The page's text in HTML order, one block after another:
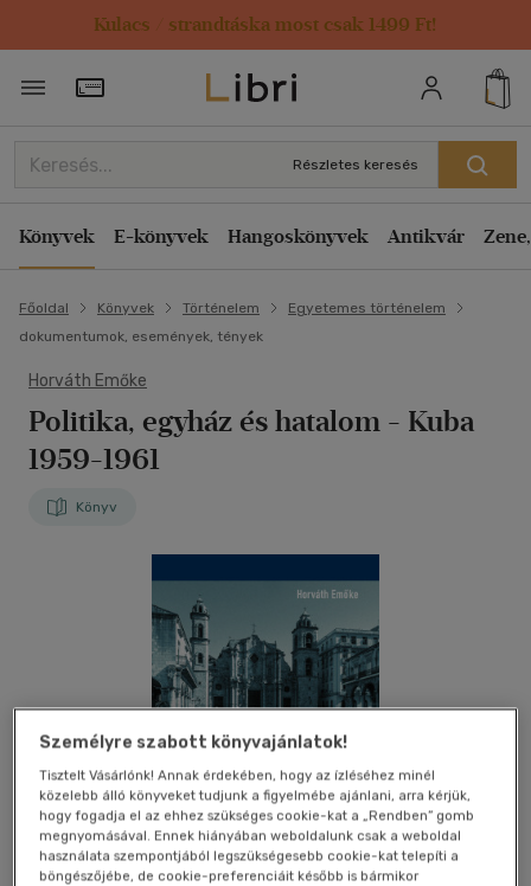
Kulacs / strandtáska most csak 1499 Ft!
Törzsvásárlói Kártya adatai
Részletes keresés
Könyvek E-könyvek Hangoskönyvek Antikvár
Főoldal Könyvek Történelem
Egyetemes történelem
dokumentumok, események, tények
Horváth Emőke
Politika, egyház és hatalom - Kuba
1959-1961
Könyv
Személyre szabott könyvajánlatok!
Tisztelt Vásárlónk! Annak érdekében, hogy az ízléséhez minél
közelebb álló könyveket tudjunk a figyelmébe ajánlani, arra kérjük,
hogy fogadja el az ehhez szükséges cookie-kat a „Rendben” gomb
megnyomásával. Ennek hiányában weboldalunk csak a weboldal
használata szempontjából legszükségesebb cookie-kat telepíti a
böngészőjébe, de cookie-preferenciáit később is bármikor